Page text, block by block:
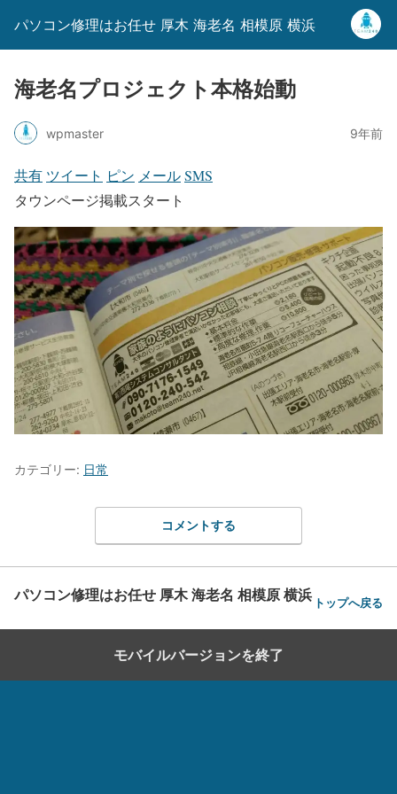
パソコン修理はお任せ 厚木 海老名 相模原 横浜
海老名プロジェクト本格始動
wpmaster 9年前
共有 ツイート ピン メールSMS
タウンページ掲載スタート
カテゴリー: 日常
コメントする
パソコン修理はお任せ 厚木 海老名 相模原 横浜 トップへ戻る
モバイルバージョンを終了